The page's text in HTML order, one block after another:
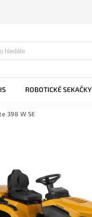
ROBOTICKÉ SEKAČKY
398 W SE